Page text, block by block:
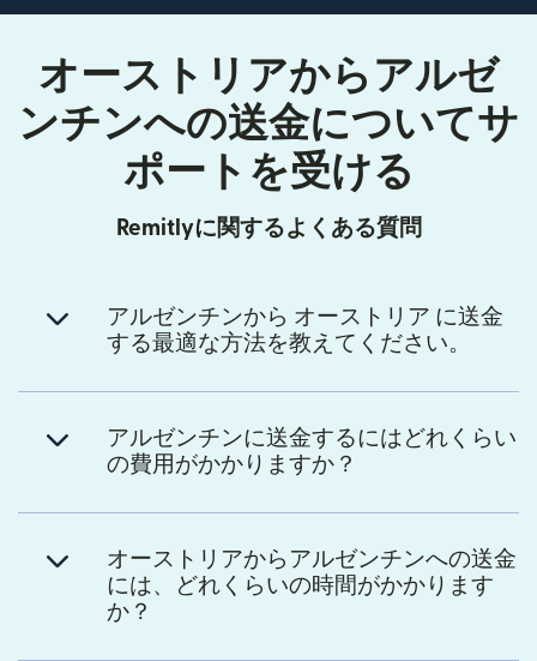
オーストリアからアルゼ
ンチンへの送金についてサ
ポートを受ける
Remitlyに関するよくある質問
アルゼンチンから オーストリア に送金
する最適な方法を教えてください。
アルゼンチンに送金するにはどれくらい
の費用がかかりますか？
オーストリアからアルゼンチンへの送金
には、どれくらいの時間がかかります
か？